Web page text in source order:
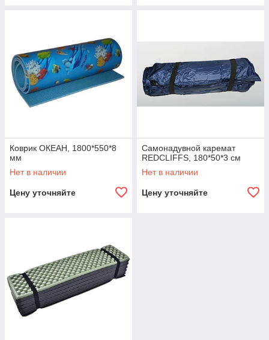
Коврик ОКЕАН, 1800*550*8
мм
Нет в наличии
Цену уточняйте
Самонадувной каремат
REDCLIFFS, 180*50*3 см
Нет в наличии
Цену уточняйте